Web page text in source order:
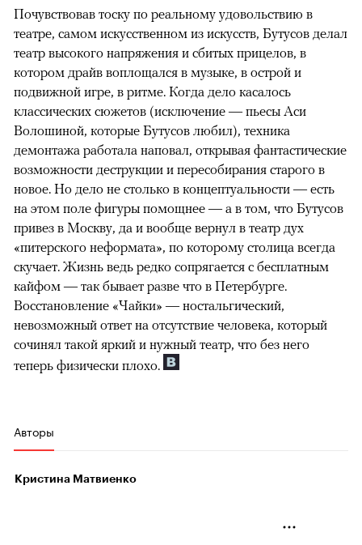
Почувствовав тоску по реальному удовольствию в
театре, самом искусственном из искусств, Бутусов делал
театр высокого напряжения и сбитых прицелов, в
котором драйв воплощался в музыке, в острой и
подвижной игре, в ритме. Когда дело касалось
классических сюжетов (исключение — пьесы Аси
Волошиной, которые Бутусов любил), техника
демонтажа работала наповал, открывая фантастические
возможности деструкции и пересобирания старого в
новое. Но дело не столько в концептуальности — есть
на этом поле фигуры помощнее — а в том, что Бутусов
привез в Москву, да и вообще вернул в театр дух
«питерского неформата», по которому столица всегда
скучает. Жизнь ведь редко сопрягается с бесплатным
кайфом — так бывает разве что в Петербурге.
Восстановление «Чайки» — ностальгический,
невозможный ответ на отсутствие человека, который
сочинял такой яркий и нужный театр, что без него
теперь физически плохо.
Авторы
Кристина Матвиенко